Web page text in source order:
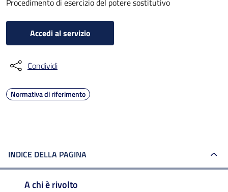
Procedimento di esercizio del potere sostitutivo
Accedi al servizio
Condividi
Normativa di riferimento
INDICE DELLA PAGINA
A chi è rivolto